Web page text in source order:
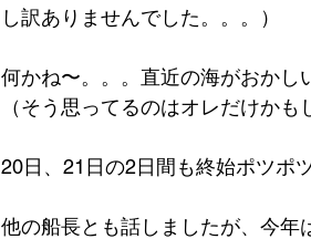
し訳ありませんでした。。。）
何かね〜。。。直近の海がおかし
（そう思ってるのはオレだけかも
20日、21日の2日間も終始ポツポ
他の船長とも話しましたが、今年